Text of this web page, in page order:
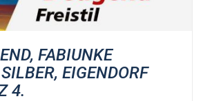
FABIUNKE
EIGENDORF
4.